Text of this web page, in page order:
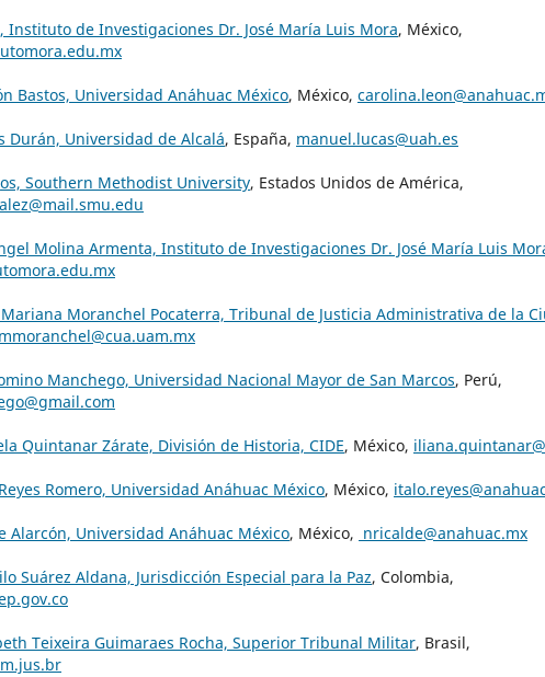
Instituto de Investigaciones Dr. José María Luis Mora, México,
Bastos, Universidad Anáhuac México, México,
Durán, Universidad de Alcalá, España, manuel.lucas@uah.es
Southern Methodist University, Estados Unidos de América,
Molina Armenta, Instituto de Investigaciones Dr. José María Luis
Moranchel Pocaterra, Tribunal de Justicia Administrativa de la
mmoranchel@cua.uam.mx
Manchego, Universidad Nacional Mayor de San Marcos, Perú,
Quintanar Zárate, División de Historia, CIDE, México,
Romero, Universidad Anáhuac México, México,
Alarcón, Universidad Anáhuac México, México, nricalde@anahuac.mx
Suárez Aldana, Jurisdicción Especial para la Paz, Colombia,
Teixeira Guimaraes Rocha, Superior Tribunal Militar, Brasil,